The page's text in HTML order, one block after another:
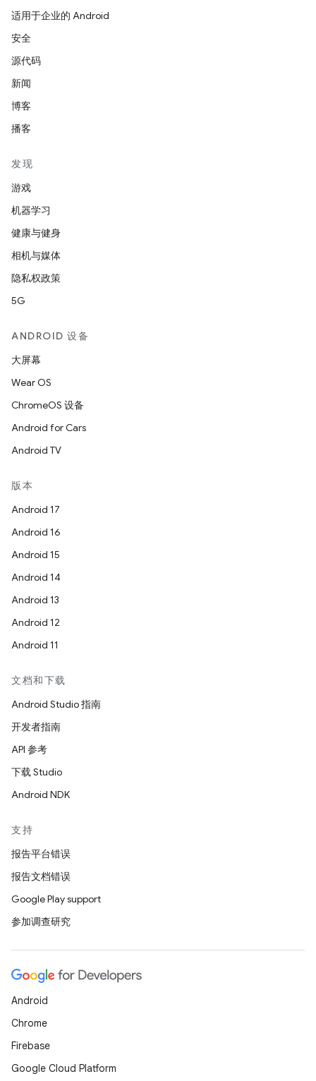
适用于企业的 Android
安全
源代码
新闻
博客
播客
发现
游戏
机器学习
健康与健身
相机与媒体
隐私权政策
5G
ANDROID 设备
大屏幕
Wear OS
ChromeOS 设备
Android for Cars
Android TV
版本
Android 17
Android 16
Android 15
Android 14
Android 13
Android 12
Android 11
文档和下载
Android Studio 指南
开发者指南
API 参考
下载 Studio
Android NDK
支持
报告平台错误
报告文档错误
Google Play support
参加调查研究
Android
Chrome
Firebase
Google Cloud Platform